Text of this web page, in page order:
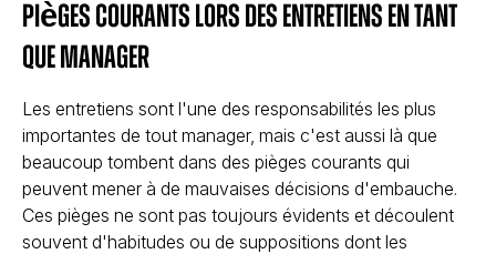
Pièges courants lors des entretiens en tant
que manager
Les entretiens sont l'une des responsabilités les plus
importantes de tout manager, mais c'est aussi là que
beaucoup tombent dans des pièges courants qui
peuvent mener à de mauvaises décisions d'embauche.
Ces pièges ne sont pas toujours évidents et découlent
souvent d'habitudes ou de suppositions dont les